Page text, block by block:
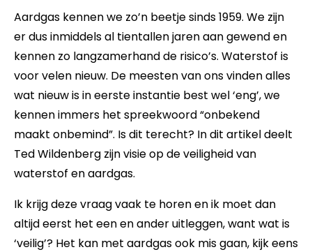
Aardgas kennen we zo’n beetje sinds 1959. We zijn
er dus inmiddels al tientallen jaren aan gewend en
kennen zo langzamerhand de risico’s. Waterstof is
voor velen nieuw. De meesten van ons vinden alles
wat nieuw is in eerste instantie best wel ‘eng’, we
kennen immers het spreekwoord “onbekend
maakt onbemind”. Is dit terecht? In dit artikel deelt
Ted Wildenberg zijn visie op de veiligheid van
waterstof en aardgas.
Ik krijg deze vraag vaak te horen en ik moet dan
altijd eerst het een en ander uitleggen, want wat is
‘veilig’? Het kan met aardgas ook mis gaan, kijk eens